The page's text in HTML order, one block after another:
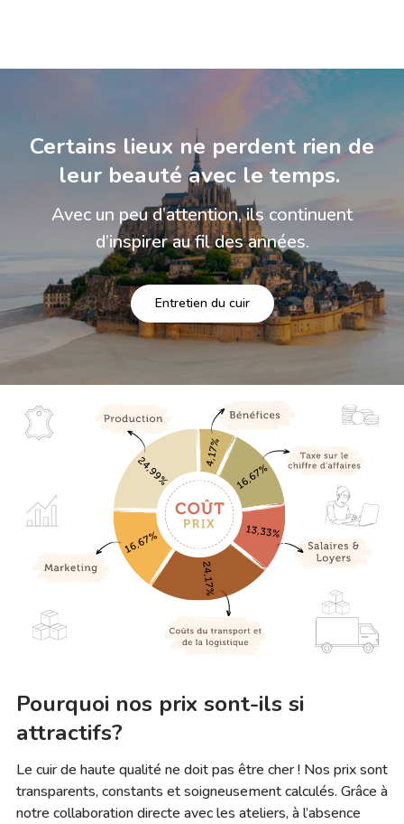
Certains lieux ne perdent rien de
leur beauté avec le temps.
Avec un peu d’attention, ils continuent
d’inspirer au fil des années.
Entretien du cuir
Pourquoi nos prix sont-ils si
attractifs?
Le cuir de haute qualité ne doit pas être cher ! Nos prix sont
transparents, constants et soigneusement calculés. Grâce à
notre collaboration directe avec les ateliers, à l’absence